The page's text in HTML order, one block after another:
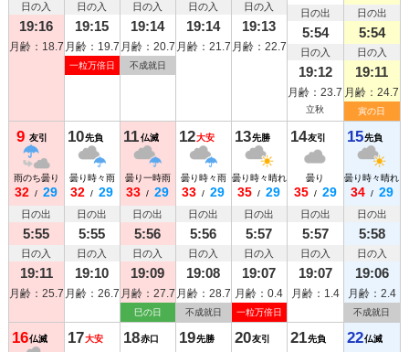
日の入
19:16
月齢：18.7
日の入
19:15
月齢：19.7
一粒万倍日
日の入
19:14
月齢：20.7
不成就日
日の入
19:14
月齢：21.7
日の入
19:13
月齢：22.7
日の出
5:54
日の入
19:12
月齢：23.7
立秋
日の出
5:54
日の入
19:11
月齢：24.7
寅の日
9 友引
雨のち曇り
32 / 29
日の出
5:55
日の入
19:11
月齢：25.7
10先負
曇り時々雨
32 / 29
日の出
5:55
日の入
19:10
月齢：26.7
11仏滅
曇り一時雨
33 / 29
日の出
5:56
日の入
19:09
月齢：27.7
巳の日
12大安
曇り時々雨
33 / 29
日の出
5:56
日の入
19:08
月齢：28.7
不成就日
13先勝
曇り時々晴れ
35 / 29
日の出
5:57
日の入
19:07
月齢：0.4
一粒万倍日
14友引
曇り
35 / 29
日の出
5:57
日の入
19:07
月齢：1.4
15先負
曇り時々晴れ
34 / 29
日の出
5:58
日の入
19:06
月齢：2.4
不成就日
16仏滅 17大安 18赤口 19先勝 20友引 21先負 22仏滅